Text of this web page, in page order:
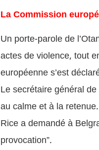
La Commission
Un porte-parole de
actes de violence, tout
européenne s’est
Le secrétaire général
au calme et à la
Rice a demandé à
provocation”.